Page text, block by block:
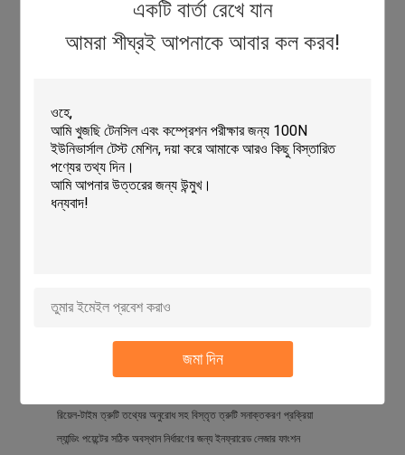
একটি বার্তা রেখে যান
আমরা শীঘ্রই আপনাকে আবার কল করব!
জমা দিন
মূল বৈশিষ্ট্য
যান্ত্রিক আঙ্গুল ড্রপ পদ্ধতির তুলনায় আরো সঠিক পরীক্ষার জন্য ইস্পাত বল শোষণ ভ্যাকুয়াম শোষণ
পদ্ধতি ব্যবহার করে
ইন্টিগ্রেটেড হাই-স্পিড এক্স-ওয়াই প্ল্যাটফর্ম প্রোগ্রামযোগ্য স্বয়ংক্রিয় মাল্টি-পয়েন্ট চক্র পরীক্ষার
পরীক্ষার নির্ভুলতা এবং সুরক্ষার জন্য অ্যান্টি-স্টে ফাংশন সহ সহজ এবং স্বজ্ঞাত সফ্টওয়্যার অপারেশন
অনন্য স্বয়ংক্রিয় রিসেট এবং পিকআপ ফাংশন একা স্বয়ংক্রিয় চক্র পরীক্ষা সক্ষম
নমুনা লোডিং/অনলোডিংয়ের জন্য সুবিধাজনকভাবে ঘোরানো অপারেটিং প্যানেল সহ মেঝে কাঠামোর
রিয়েল-টাইম ত্রুটি তথ্যের অনুরোধ সহ বিস্তৃত ত্রুটি সনাক্তকরণ প্রক্রিয়া
ল্যান্ডিং পয়েন্টের সঠিক অবস্থান নির্ধারণের জন্য ইনফ্রারেড লেজার ফাংশন